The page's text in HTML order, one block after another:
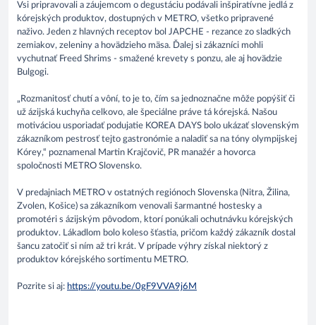
Vsi pripravovali a záujemcom o degustáciu podávali inšpiratívne jedlá z
kórejských produktov, dostupných v METRO, všetko pripravené
naživo. Jeden z hlavných receptov bol JAPCHE - rezance zo sladkých
zemiakov, zeleniny a hovädzieho mäsa. Ďalej si zákazníci mohli
vychutnať Freed Shrims - smažené krevety s ponzu, ale aj hovädzie
Bulgogi.
„Rozmanitosť chutí a vôní, to je to, čím sa jednoznačne môže popýšiť či
už ázijská kuchyňa celkovo, ale špeciálne práve tá kórejská. Našou
motiváciou usporiadať podujatie KOREA DAYS bolo ukázať slovenským
zákazníkom pestrosť tejto gastronómie a naladiť sa na tóny olympijskej
Kórey,“ poznamenal Martin Krajčovič, PR manažér a hovorca
spoločnosti METRO Slovensko.
V predajniach METRO v ostatných regiónoch Slovenska (Nitra, Žilina,
Zvolen, Košice) sa zákazníkom venovali šarmantné hostesky a
promotéri s ázijským pôvodom, ktorí ponúkali ochutnávku kórejských
produktov. Lákadlom bolo koleso šťastia, pričom každý zákazník dostal
šancu zatočiť si ním až tri krát. V prípade výhry získal niektorý z
produktov kórejského sortimentu METRO.
Pozrite si aj: https://youtu.be/0gF9VVA9j6M